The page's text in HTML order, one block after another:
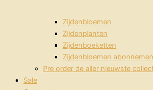
Zijdenbloemen
Zijdenplanten
Zijdenboeketten
Zijdenbloemen
Pre order de aller nieuwste
Sale